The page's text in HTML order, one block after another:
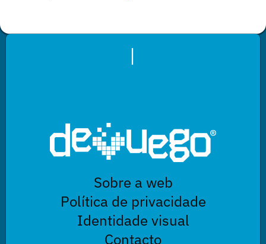
|
Sobre a web
Política de privacidade
Identidade visual
Contacto